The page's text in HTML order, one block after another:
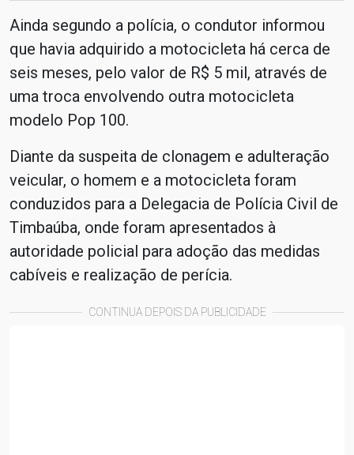
Ainda segundo a polícia, o condutor informou
que havia adquirido a motocicleta há cerca de
seis meses, pelo valor de R$ 5 mil, através de
uma troca envolvendo outra motocicleta
modelo Pop 100.
Diante da suspeita de clonagem e adulteração
veicular, o homem e a motocicleta foram
conduzidos para a Delegacia de Polícia Civil de
Timbaúba, onde foram apresentados à
autoridade policial para adoção das medidas
cabíveis e realização de perícia.
CONTINUA DEPOIS DA PUBLICIDADE